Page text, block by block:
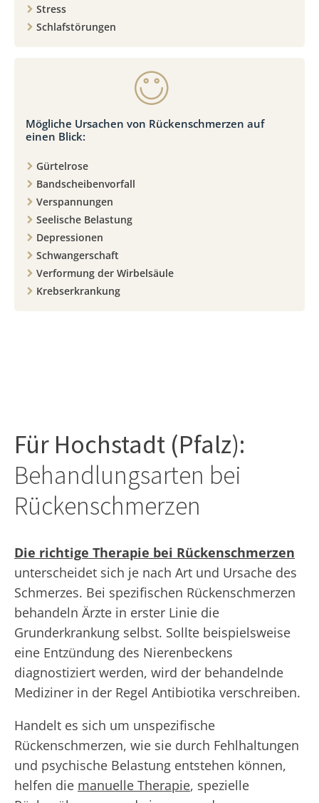
Stress
Schlafstörungen
Mögliche Ursachen von Rückenschmerzen auf
einen Blick:
Gürtelrose
Bandscheibenvorfall
Verspannungen
Seelische Belastung
Depressionen
Schwangerschaft
Verformung der Wirbelsäule
Krebserkrankung
Für Hochstadt (Pfalz):
Behandlungsarten bei
Rückenschmerzen
Die richtige Therapie bei Rückenschmerzen
unterscheidet sich je nach Art und Ursache des
Schmerzes. Bei spezifischen Rückenschmerzen
behandeln Ärzte in erster Linie die
Grunderkrankung selbst. Sollte beispielsweise
eine Entzündung des Nierenbeckens
diagnostiziert werden, wird der behandelnde
Mediziner in der Regel Antibiotika verschreiben.
Handelt es sich um unspezifische
Rückenschmerzen, wie sie durch Fehlhaltungen
und psychische Belastung entstehen können,
helfen die manuelle Therapie, spezielle